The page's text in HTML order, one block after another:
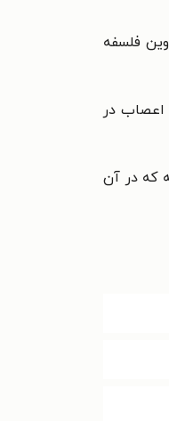
فلسفه
اعصاب در
که در آن